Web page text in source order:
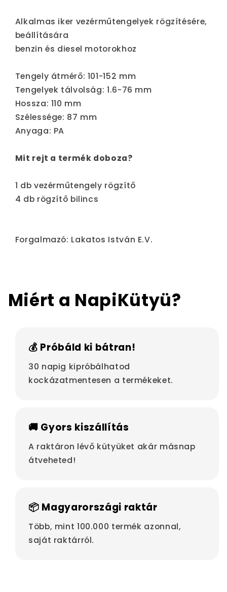
Alkalmas iker vezérműtengelyek rögzítésére,
beállítására
benzin és diesel motorokhoz
Tengely átmérő: 101-152 mm
Tengelyek tálvolság: 1.6-76 mm
Hossza: 110 mm
Szélessége: 87 mm
Anyaga: PA
Mit rejt a termék doboza?
1 db vezérműtengely rögzítő
4 db rögzítő bilincs
Forgalmazó: Lakatos István E.V.
Miért a NapiKütyü?
💰 Próbáld ki bátran!
30 napig kipróbálhatod
kockázatmentesen a termékeket.
🚚 Gyors kiszállítás
A raktáron lévő kütyüket akár másnap
átveheted!
📦 Magyarországi raktár
Több, mint 100.000 termék azonnal,
saját raktárról.